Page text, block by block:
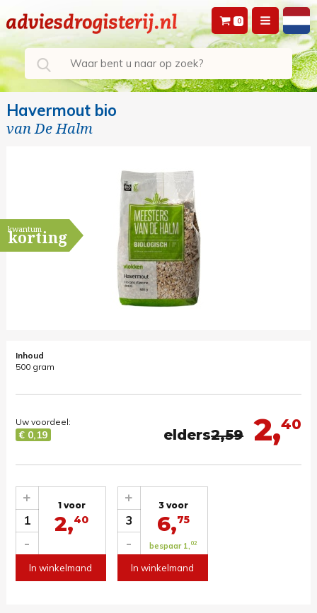
0
Havermout bio
vanDe Halm
kwantum
korting
Inhoud
500 gram
2,40
elders2,59
Uw voordeel:
€ 0,19
1
-
+ 1 voor
2,40
In winkelmand
3
-
+ 3 voor
6,75
bespaar 1, 02
In winkelmand